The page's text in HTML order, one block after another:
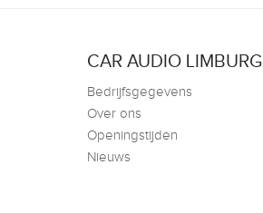
CAR AUDIO LIMBURG
Bedrijfsgegevens
Over ons
Openingstijden
Nieuws